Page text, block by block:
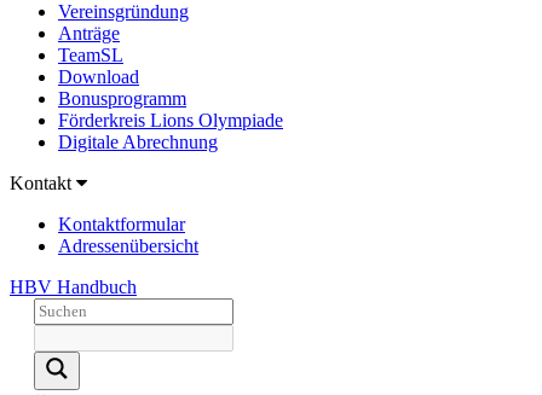
Vereinsgründung
Anträge
TeamSL
Download
Bonusprogramm
Förderkreis Lions Olympiade
Digitale Abrechnung
Kontakt
Kontaktformular
Adressenübersicht
HBV Handbuch